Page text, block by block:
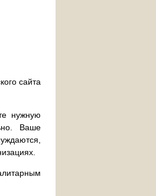
сайта
нужную
Ваше